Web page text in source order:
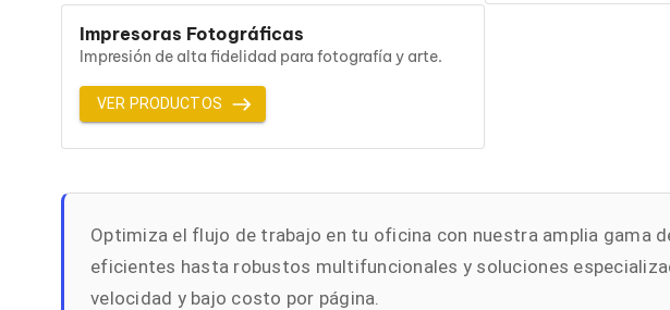
Adaptadores
Adaptadores PC
Adaptadores PC USB
Adaptadores PC SATA
Adaptadores PC IDE
Adaptadores PC Teclado
Divisores de Video
Adaptadores Video HDMI
Extensores y Receptores de Vídeo
Adaptadores Video DVI
Impresoras Fotográficas
Impresión de alta fidelidad para fotografía y arte.
VER PRODUCTOS
Optimiza el flujo de trabajo en tu oficina con nuestra amplia gama
eficientes hasta robustos multifuncionales y soluciones
velocidad y bajo costo por página.